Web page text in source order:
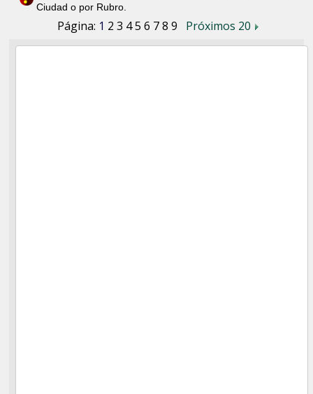
Ciudad o por Rubro.
Página: 1 2 3 45 6 78 9 Próximos 20